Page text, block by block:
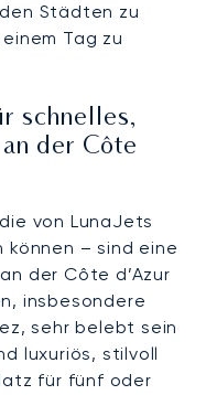
Städten zu
Tag zu
schnelles,
der Côte
von LunaJets
– sind eine
der Côte d’Azur
insbesondere
sehr belebt sein
luxuriös, stilvoll
für fünf oder